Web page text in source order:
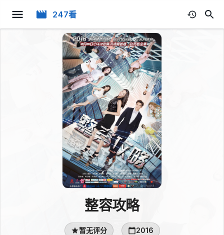
247看
整容攻略
暂无评分 2016